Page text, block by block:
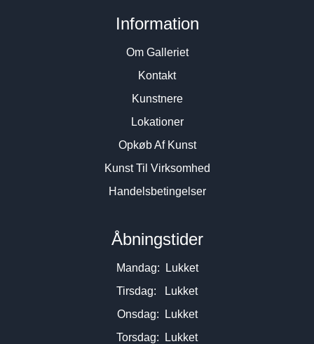
Information
Om Galleriet
Kontakt
Kunstnere
Lokationer
Opkøb Af Kunst
Kunst Til Virksomhed
Handelsbetingelser
Åbningstider
Mandag: Lukket
Tirsdag: Lukket
Onsdag: Lukket
Torsdag: Lukket